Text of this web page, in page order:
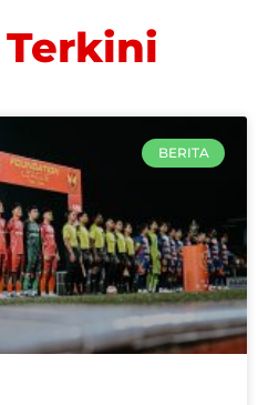
Terkini
BERITA